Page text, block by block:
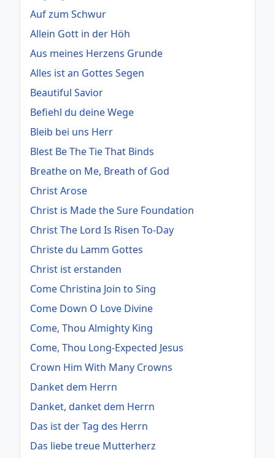
Auf zum Schwur
Allein Gott in der Höh
Aus meines Herzens Grunde
Alles ist an Gottes Segen
Beautiful Savior
Befiehl du deine Wege
Bleib bei uns Herr
Blest Be The Tie That Binds
Breathe on Me, Breath of God
Christ Arose
Christ is Made the Sure Foundation
Christ The Lord Is Risen To-Day
Christe du Lamm Gottes
Christ ist erstanden
Come Christina Join to Sing
Come Down O Love Divine
Come, Thou Almighty King
Come, Thou Long-Expected Jesus
Crown Him With Many Crowns
Danket dem Herrn
Danket, danket dem Herrn
Das ist der Tag des Herrn
Das liebe treue Mutterherz